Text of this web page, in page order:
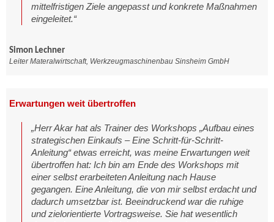
mittelfristigen Ziele angepasst und konkrete Maßnahmen
eingeleitet.“
Simon Lechner
Leiter Materalwirtschaft, Werkzeugmaschinenbau Sinsheim GmbH
Erwartungen weit übertroffen
„Herr Akar hat als Trainer des Workshops „Aufbau eines
strategischen Einkaufs – Eine Schritt-für-Schritt-
Anleitung“ etwas erreicht, was meine Erwartungen weit
übertroffen hat: Ich bin am Ende des Workshops mit
einer selbst erarbeiteten Anleitung nach Hause
gegangen. Eine Anleitung, die von mir selbst erdacht und
dadurch umsetzbar ist. Beeindruckend war die ruhige
und zielorientierte Vortragsweise. Sie hat wesentlich